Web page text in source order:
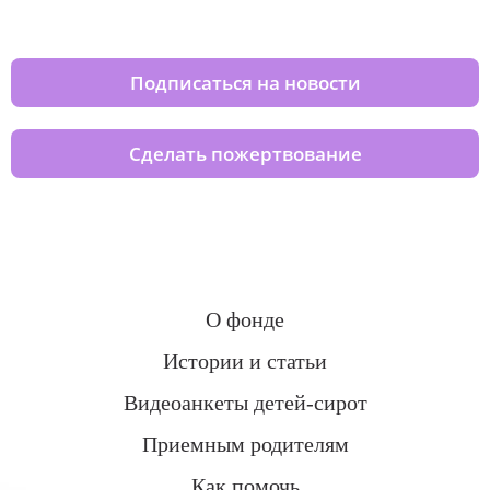
Подписаться на новости
Сделать пожертвование
О фонде
Истории и статьи
Видеоанкеты детей-сирот
Приемным родителям